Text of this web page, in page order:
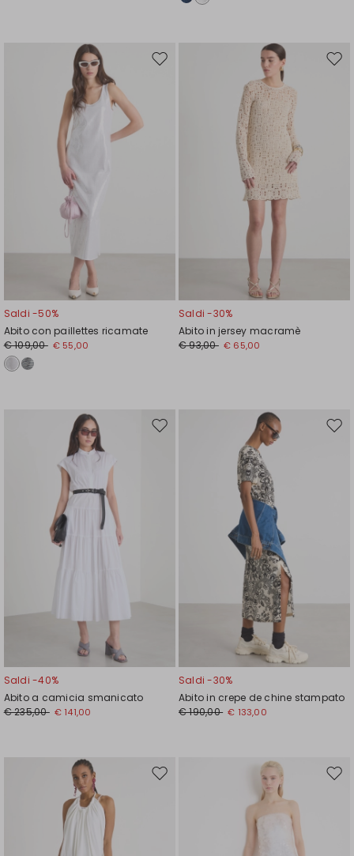
Sposta
Saldi -50%
Abito con paillettes ricamate
€ 109,00 € 55,00
Saldi -30%
Abito in jersey macramè
€ 93,00 € 65,00
Sposta
Saldi -40%
Abito a camicia smanicato
€ 235,00 € 141,00
Saldi -30%
Abito in crepe de chine stampato
€ 190,00 € 133,00
Sposta